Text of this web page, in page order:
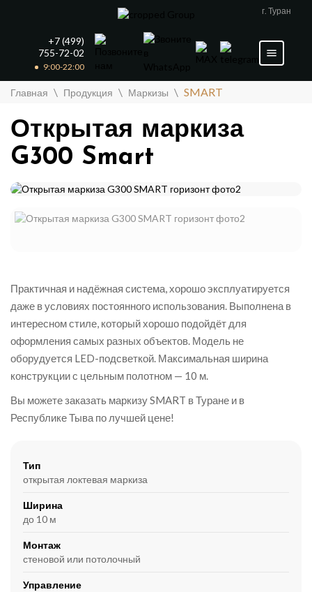
г. Туран
+7 (499)
755-72-02
9:00-22:00
Главная \ Продукция \ Маркизы \ SMART
Открытая маркиза
G300 Smart
Практичная и надёжная система, хорошо эксплуатируется
даже в условиях постоянного использования. Выполнена в
интересном стиле, который хорошо подойдёт для
оформления самых разных объектов. Модель не
оборудуется LED-подсветкой. Максимальная ширина
конструкции с цельным полотном — 10 м.
Вы можете заказать маркизу SMART в Туране и в
Республике Тыва по лучшей цене!
Тип
открытая локтевая маркиза
Ширина
до 10 м
Монтаж
стеновой или потолочный
Управление